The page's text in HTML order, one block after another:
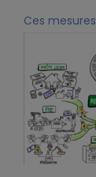
Ces